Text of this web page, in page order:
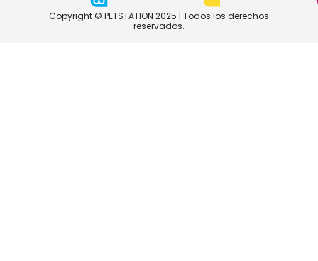
Copyright © PETSTATION 2025 | Todos los derechos
reservados.